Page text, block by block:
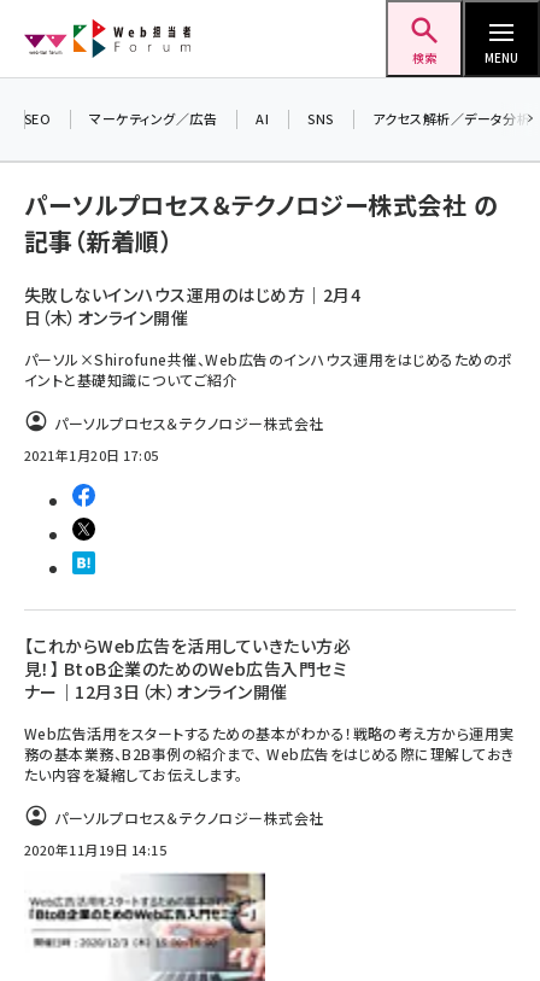
ン
検索 MENU
ai (2811)
youtube (2439)
セミナー (2308)
z世代 (1623)
meo (1277)
SEO マーケティング／広告 AI SNS アクセス解析／データ分析
パーソルプロセス＆テクノロジー株式会社 の
記事（新着順）
失敗しないインハウス運用のはじめ方｜2月4
日（木）オンライン開催
パーソル×Shirofune共催、Web広告のインハウス運用をはじめるためのポ
イントと基礎知識についてご紹介
パーソルプロセス＆テクノロジー株式会社
2021年1月20日 17:05
【これからWeb広告を活用していきたい方必
見！】 BtoB企業のためのWeb広告入門セミ
ナー｜12月3日（木）オンライン開催
Web広告活用をスタートするための基本がわかる！戦略の考え方から運用実
務の基本業務、B2B事例の紹介まで、 Web広告をはじめる際に理解しておき
たい内容を凝縮してお伝えします。
パーソルプロセス＆テクノロジー株式会社
2020年11月19日 14:15
＼ 8月27日開催、申し込み受付中！ ／
マーケティング フォーラム 2026」開催！
▼申し込みはこちらから▼